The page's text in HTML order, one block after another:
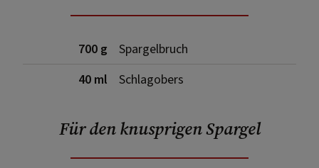
700 g
Spargelbruch
40 ml
Schlagobers
Für den knusprigen Spargel